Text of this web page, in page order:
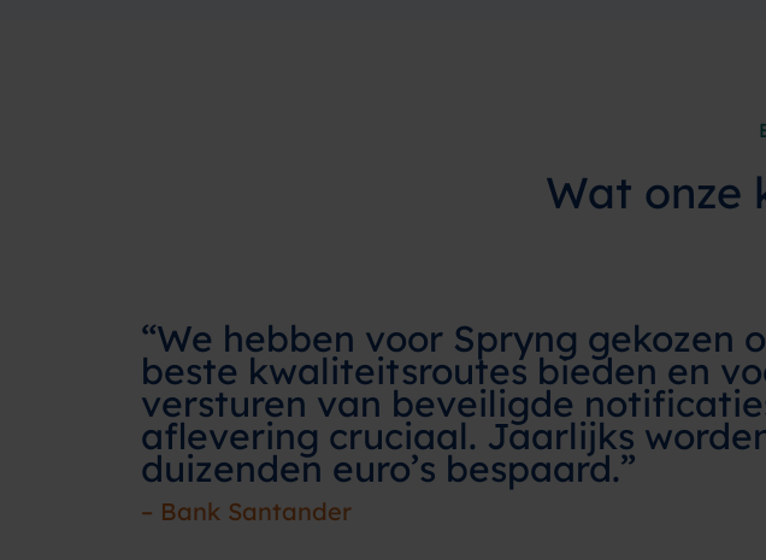
Wat onze
“We hebben voor Spryng gekozen
beste kwaliteitsroutes bieden en
versturen van beveiligde
aflevering cruciaal. Jaarlijks
duizenden euro’s bespaard.”
– Bank Santander